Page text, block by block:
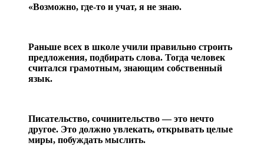
«Возможно, где-то и учат, я не знаю.
Раньше всех в школе учили правильно строить
предложения, подбирать слова. Тогда человек
считался грамотным, знающим собственный
язык.
Писательство, сочинительство — это нечто
другое. Это должно увлекать, открывать целые
миры, побуждать мыслить.